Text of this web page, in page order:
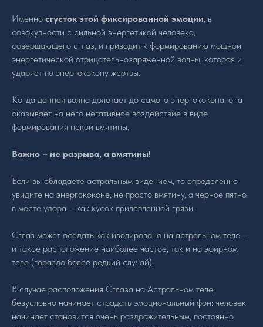
Именно сгусток этой фиксированной эмоции , в
совокупности с сильной энергетикой человека,
совершающего сглаз, и приводит к формированию мощной
энергетической отрицательнозаряженной волны, которая и
ударяет по энергококону жертвы.
Когда данная волна долетает до самого энергококона, она
оказывает на него негативное воздействие в виде
формирования некой вмятины.
Важно – не разрыва, а вмятины!
Если вы обладаете астральным видением, то определенно
увидите на энергококоне, не просто вмятину, а черное пятно
в месте удара – как кусок прилепленной грязи.
Сглаз может оседать как изолировано на астральном теле –
и такое расположение наиболее частое, так и на эфирном
теле (гораздо более редкий случай).
В случае расположения Сглаза на Астральном теле,
безусловно начинает страдать эмоциональный фон: человек
начинает становится очень раздражительным, постоянно